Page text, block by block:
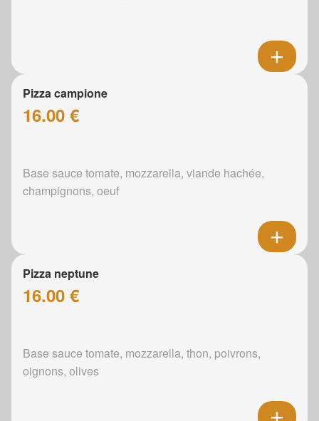
Pizza campione
16.00 €
Base sauce tomate, mozzarella, viande hachée,
champignons, oeuf
Pizza neptune
16.00 €
Base sauce tomate, mozzarella, thon, poivrons,
oignons, olives